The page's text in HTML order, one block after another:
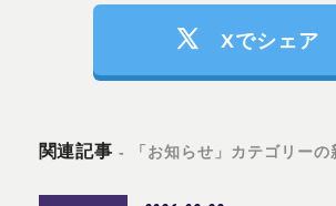
Xでシェア
関連記事 - 「お知らせ」カテゴリーの